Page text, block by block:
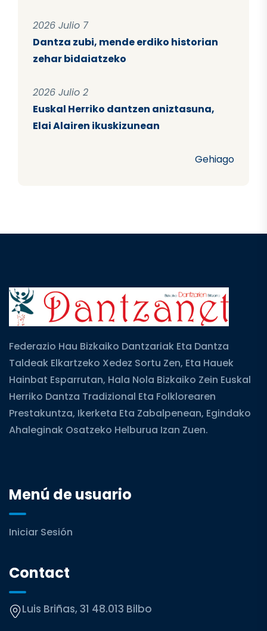
2026 Julio 7
Dantza zubi, mende erdiko historian
zehar bidaiatzeko
2026 Julio 2
Euskal Herriko dantzen aniztasuna,
Elai Alairen ikuskizunean
Gehiago
Federazio Hau Bizkaiko Dantzariak Eta Dantza
Taldeak Elkartzeko Xedez Sortu Zen, Eta Hauek
Hainbat Esparrutan, Hala Nola Bizkaiko Zein Euskal
Herriko Dantza Tradizional Eta Folklorearen
Prestakuntza, Ikerketa Eta Zabalpenean, Egindako
Ahaleginak Osatzeko Helburua Izan Zuen.
Menú de usuario
Iniciar Sesión
Contact
Luis Briñas, 31 48.013 Bilbo